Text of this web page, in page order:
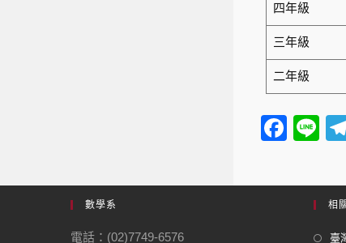
四年級
三年級
二年級
F
c
Li
e
數學系
電話：(02)7749-6576
相
臺